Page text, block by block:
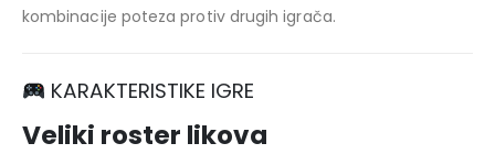
kombinacije poteza protiv drugih igrača.
KARAKTERISTIKE IGRE
Veliki roster likova